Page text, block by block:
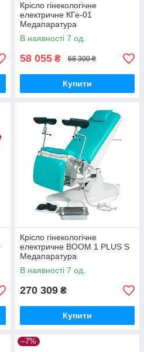
Крісло гінекологічне
електричне КГе-01
Медапаратура
В наявності 7 од.
58 055 ₴ 68 300 ₴
Купити
Крісло гінекологічне
електричне BOOM 1 PLUS S
Медапаратура
В наявності 7 од.
270 309 ₴
Купити
–7%